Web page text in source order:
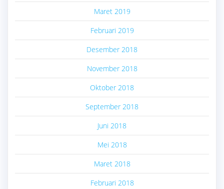
Maret 2019
Februari 2019
Desember 2018
November 2018
Oktober 2018
September 2018
Juni 2018
Mei 2018
Maret 2018
Februari 2018